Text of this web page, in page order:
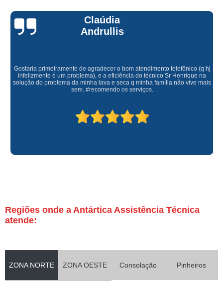
Claúdia
Andrullis
Gostaria primeiramente de agradecer o bom atendimento telefônico (q hj
infelizmente é um problema), e a eficiência do técnico Sr Henrique na
solução do problema da minha lava e seca q minha família não vive mais
sem. #recomendo os serviços.
Regiões onde a Antártica Assistência Técnica
atende:
ZONA NORTE ZONA OESTE Consolação Pinheiros